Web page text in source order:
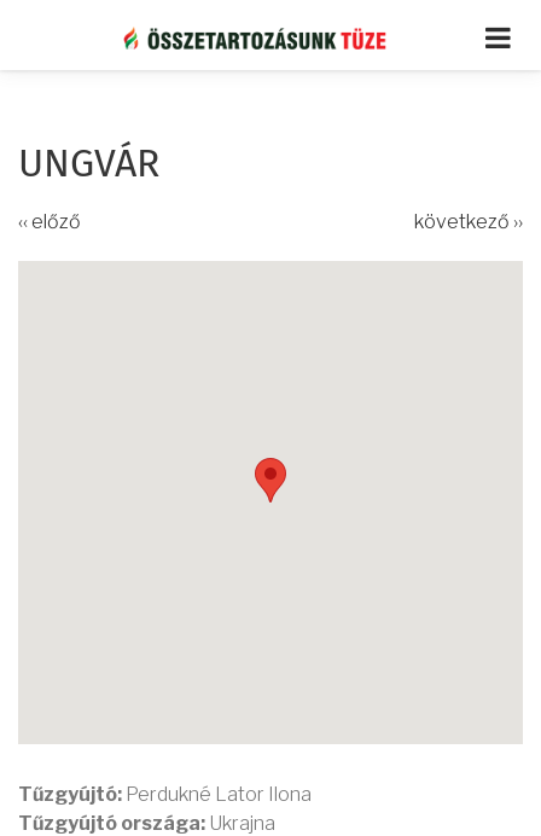
tartalomra
UNGVÁR
‹‹ előző következő ››
Tűzgyújtó: Perdukné Lator Ilona
Tűzgyújtó országa: Ukrajna